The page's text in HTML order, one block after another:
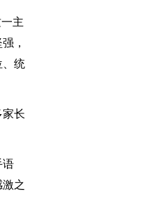
主
，
、统
长
语
之